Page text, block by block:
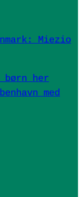
Miezio
her
med